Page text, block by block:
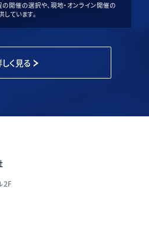
開催の選択や、現地・オンライン開催の
ています。
く見る
F